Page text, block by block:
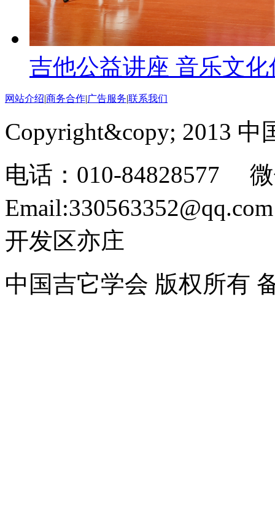
吉他公益讲座 音乐文
网站介绍|商务合作|广告服务|联系我们
Copyright&copy; 2013 中
电话：010-84828577
开发区亦庄
中国吉它学会 版权所有